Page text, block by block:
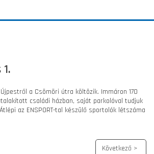
Újpestről a Csömöri útra költözik. Immáron 170
családi házban, saját parkolóval tudjuk
az ENSPORT-tal készülő sportolók létszáma